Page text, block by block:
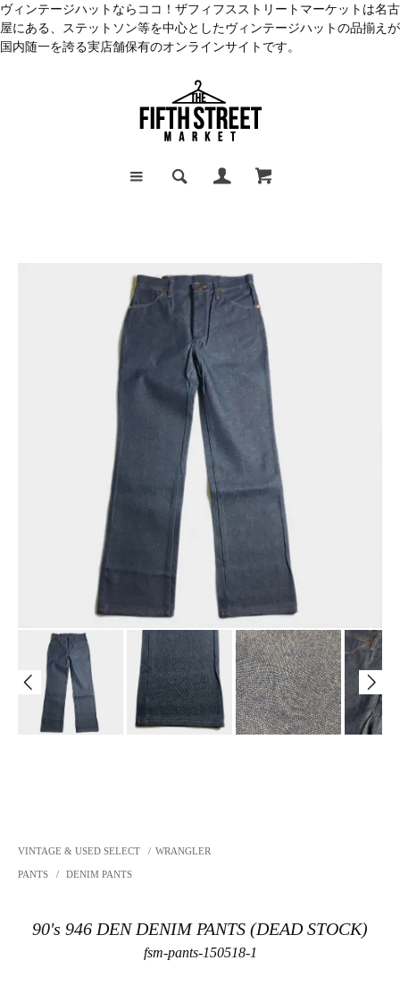
ヴィンテージハットならココ！ザフィフスストリートマーケットは名古
屋にある、ステットソン等を中心としたヴィンテージハットの品揃えが
国内随一を誇る実店舗保有のオンラインサイトです。
VINTAGE & USED SELECT / WRANGLER
PANTS / DENIM PANTS
90's 946 DEN DENIM PANTS (DEAD STOCK)
fsm-pants-150518-1